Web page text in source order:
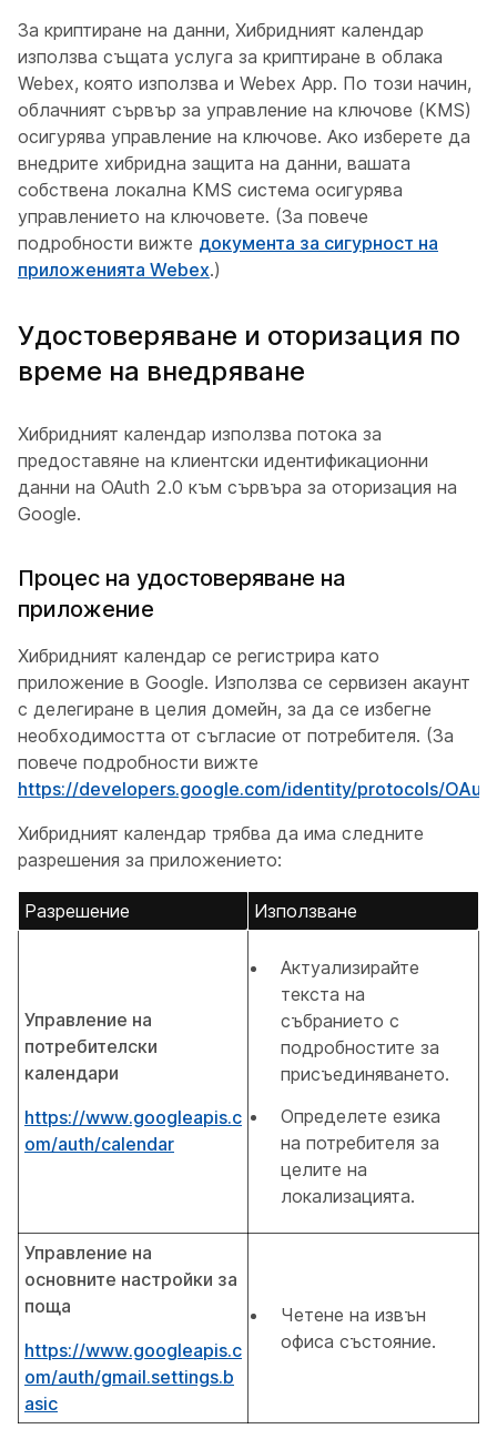
За криптиране на данни, Хибридният календар
използва същата услуга за криптиране в облака
Webex, която използва и Webex App. По този начин,
облачният сървър за управление на ключове (KMS)
осигурява управление на ключове. Ако изберете да
внедрите хибридна защита на данни, вашата
собствена локална KMS система осигурява
управлението на ключовете. (За повече
подробности вижте документа за сигурност на
приложенията Webex.)
Удостоверяване и оторизация по
време на внедряване
Хибридният календар използва потока за
предоставяне на клиентски идентификационни
данни на OAuth 2.0 към сървъра за оторизация на
Google.
Процес на удостоверяване на
приложение
Хибридният календар се регистрира като
приложение в Google. Използва се сервизен акаунт
с делегиране в целия домейн, за да се избегне
необходимостта от съгласие от потребителя. (За
повече подробности вижте
https://developers.google.com/identity/protocols/
Хибридният календар трябва да има следните
разрешения за приложението:
Разрешение Използване
Управление на
потребителски
календари
https://www.googleapis.c
om/auth/calendar
Актуализирайте
текста на
събранието с
подробностите за
присъединяването.
Определете езика
на потребителя за
целите на
локализацията.
Управление на
основните настройки за
поща
https://www.googleapis.c
om/auth/gmail.settings.b
asic
Четене на извън
офиса състояние.